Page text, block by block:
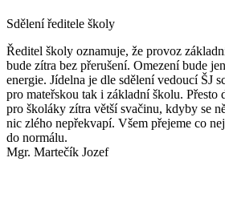
Sdělení ředitele školy
Ředitel školy oznamuje, že provoz
bude zítra bez přerušení. Omezení bude
energie. Jídelna je dle sdělení vedoucí ŠJ
pro mateřskou tak i základní školu. Přesto
pro školáky zítra větší svačinu, kdyby se
nic zlého nepřekvapí. Všem přejeme co
do normálu.
Mgr. Martečík Jozef